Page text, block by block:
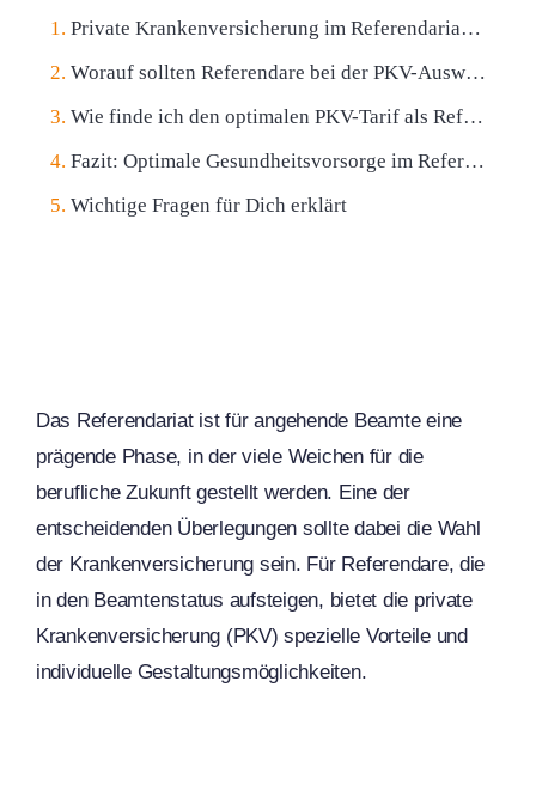
Private Krankenversicherung im Referendariat für Beamte: Optimaler Gesundheitsschutz von Anfang an
Worauf sollten Referendare bei der PKV-Auswahl im Referendariat achten?
Wie finde ich den optimalen PKV-Tarif als Referendar?
Fazit: Optimale Gesundheitsvorsorge im Referendariat durch die PKV
Wichtige Fragen für Dich erklärt
Das Referendariat ist für angehende Beamte eine
prägende Phase, in der viele Weichen für die
berufliche Zukunft gestellt werden. Eine der
entscheidenden Überlegungen sollte dabei die Wahl
der Krankenversicherung sein. Für Referendare, die
in den Beamtenstatus aufsteigen, bietet die private
Krankenversicherung (PKV) spezielle Vorteile und
individuelle Gestaltungsmöglichkeiten.